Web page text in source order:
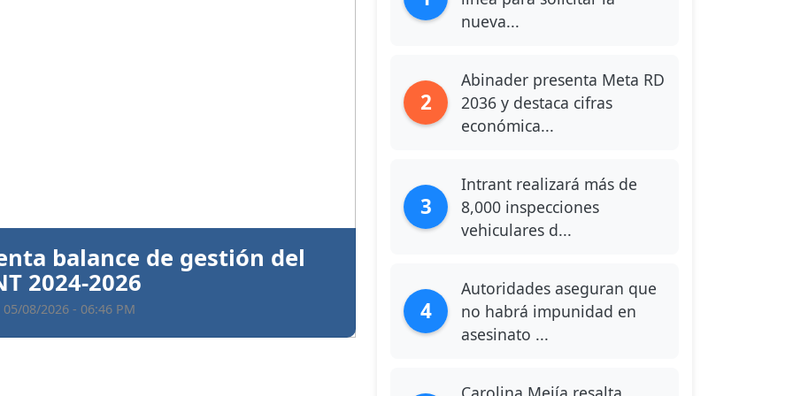
a Santiago Hazim y otros
el caso Senasa
08/2026 - 06:35 PM
nueva...
2
Abinader presenta Meta RD
2036 y destaca cifras
económica...
3
Intrant realizará más de
8,000 inspecciones
vehiculares d...
4
Autoridades aseguran que
no habrá impunidad en
asesinato ...